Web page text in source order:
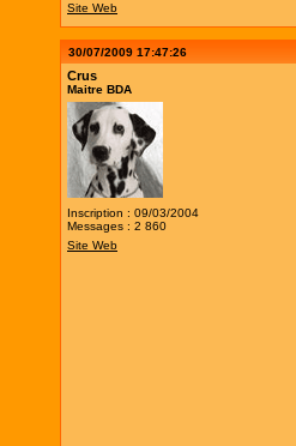
Site Web
30/07/2009 17:47:26
Crus
Maitre BDA
Inscription : 09/03/2004
Messages : 2 860
Site Web